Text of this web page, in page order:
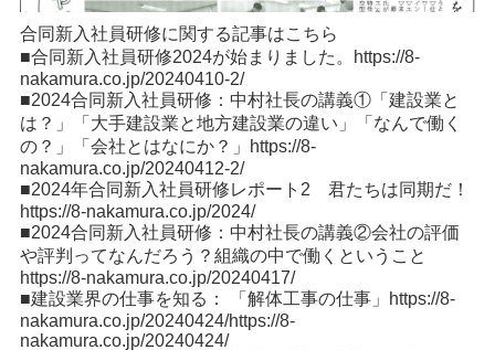
合同新入社員研修に関する記事はこちら
■合同新入社員研修2024が始まりました。
https://8-
nakamura.co.jp/20240410-2/
■2024合同新入社員研修：中村社長の講義①「建設業と
は？」「大手建設業と地方建設業の違い」「なんで働く
の？」「会社とはなにか？」
https://8-
nakamura.co.jp/20240412-2/
■2024年合同新入社員研修レポート2 君たちは同期だ！
https://8-nakamura.co.jp/2024/
■2024合同新入社員研修：中村社長の講義②会社の評価
や評判ってなんだろう？組織の中で働くということ
https://8-nakamura.co.jp/20240417/
■建設業界の仕事を知る： 「解体工事の仕事」https://8-
nakamura.co.jp/20240424/https://8-
nakamura.co.jp/20240424/